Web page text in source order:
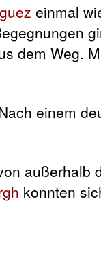
einmal
dem Weg.
einem
außerhalb
konnten